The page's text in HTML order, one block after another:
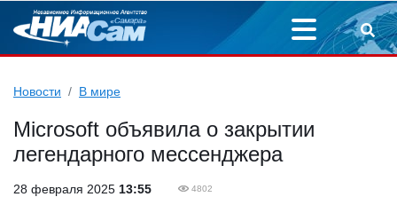
Новости В мире
Microsoft объявила о закрытии
легендарного мессенджера
28 февраля 2025 13:55 4802